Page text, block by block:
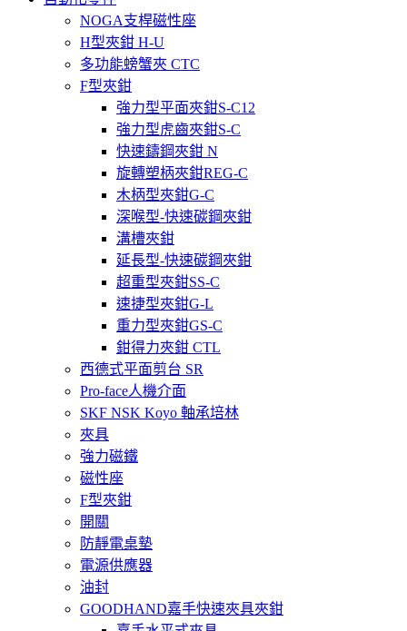
NOGA支桿磁性座
H型夾鉗 H-U
多功能螃蟹夾 CTC
F型夾鉗
強力型平面夾鉗S-C12
強力型虎齒夾鉗S-C
快速鑄鋼夾鉗 N
旋轉塑柄夾鉗REG-C
木柄型夾鉗G-C
深喉型-快速碳鋼夾鉗
溝槽夾鉗
延長型-快速碳鋼夾鉗
超重型夾鉗SS-C
速捷型夾鉗G-L
重力型夾鉗GS-C
鉗得力夾鉗 CTL
西德式平面剪台 SR
Pro-face人機介面
SKF NSK Koyo 軸承培林
夾具
強力磁鐵
磁性座
F型夾鉗
開關
防靜電桌墊
電源供應器
油封
GOODHAND嘉手快速夾具夾鉗